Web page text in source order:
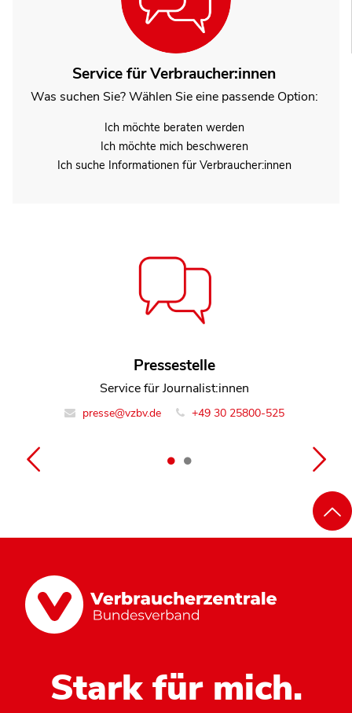
Service für Verbraucher:innen
Was suchen Sie? Wählen Sie eine passende Option:
Ich möchte beraten werden
Ich möchte mich beschweren
Ich suche Informationen für Verbraucher:innen
Pressestelle
Service für Journalist:innen
presse@vzbv.de +49 30 25800-525
Henning Herbst
Referent Team Energie und Bauen
info@vzbv.de +49 30 25800-0
Stark für mich.